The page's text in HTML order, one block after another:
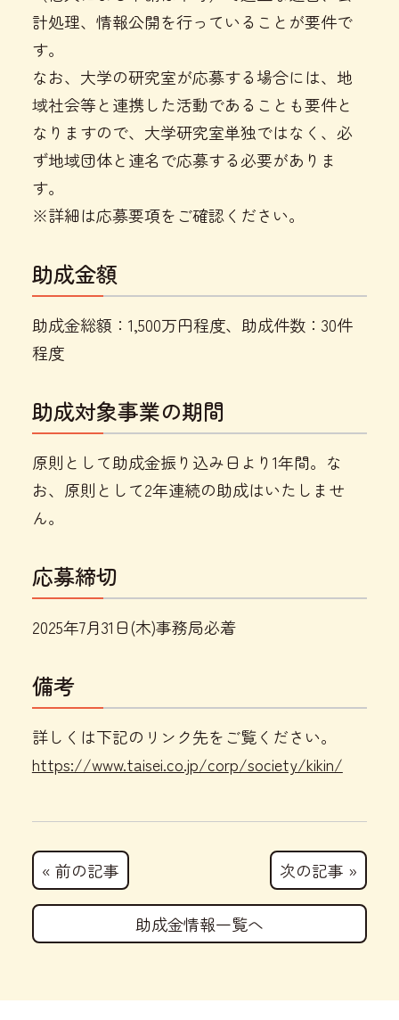
計処理、情報公開を行っていることが要件で
す。
なお、大学の研究室が応募する場合には、地
域社会等と連携した活動であることも要件と
なりますので、大学研究室単独ではなく、必
ず地域団体と連名で応募する必要がありま
す。
※詳細は応募要項をご確認ください。
助成金額
助成金総額：1,500万円程度、助成件数：30件
程度
助成対象事業の期間
原則として助成金振り込み日より1年間。な
お、原則として2年連続の助成はいたしませ
ん。
応募締切
2025年7月31日(木)事務局必着
備考
詳しくは下記のリンク先をご覧ください。
https://www.taisei.co.jp/corp/society/kikin/
« 前の記事
助成金情報一覧へ
次の記事 »